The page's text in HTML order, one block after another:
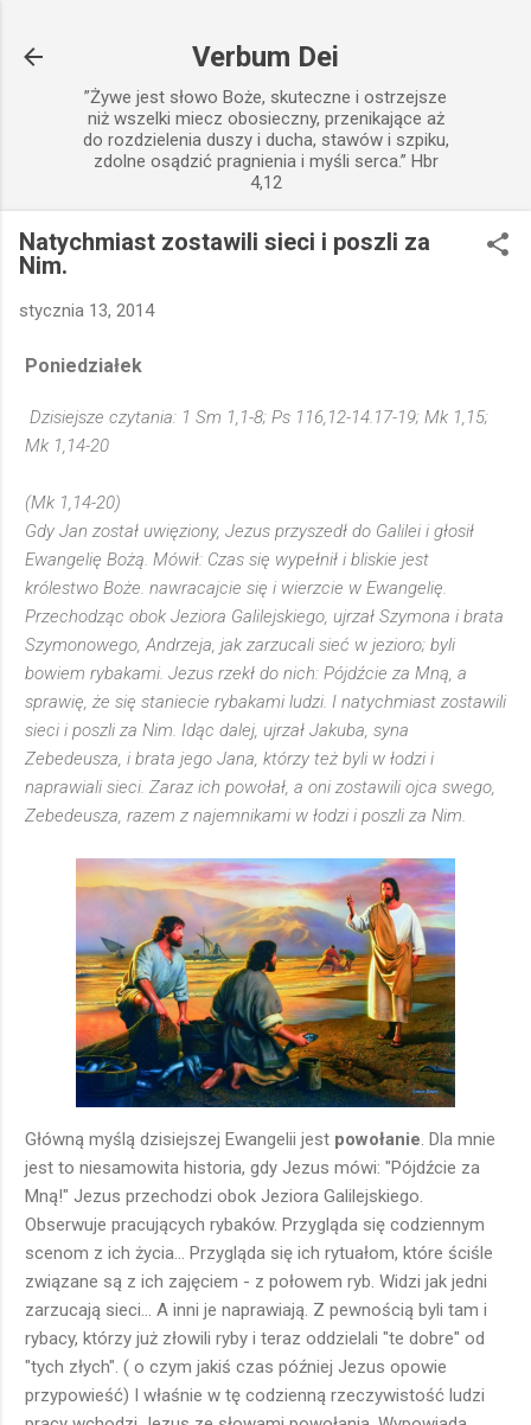
Verbum Dei
”Żywe jest słowo Boże, skuteczne i ostrzejsze
niż wszelki miecz obosieczny, przenikające aż
do rozdzielenia duszy i ducha, stawów i szpiku,
zdolne osądzić pragnienia i myśli serca.” Hbr
4,12
Natychmiast zostawili sieci i poszli za
Nim.
stycznia 13, 2014
Poniedziałek
Dzisiejsze czytania: 1 Sm 1,1-8; Ps 116,12-14.17-19; Mk 1,15;
Mk 1,14-20
(Mk 1,14-20)
Gdy Jan został uwięziony, Jezus przyszedł do Galilei i głosił
Ewangelię Bożą. Mówił: Czas się wypełnił i bliskie jest
królestwo Boże. nawracajcie się i wierzcie w Ewangelię.
Przechodząc obok Jeziora Galilejskiego, ujrzał Szymona i brata
Szymonowego, Andrzeja, jak zarzucali sieć w jezioro; byli
bowiem rybakami. Jezus rzekł do nich: Pójdźcie za Mną, a
sprawię, że się staniecie rybakami ludzi. I natychmiast zostawili
sieci i poszli za Nim. Idąc dalej, ujrzał Jakuba, syna
Zebedeusza, i brata jego Jana, którzy też byli w łodzi i
naprawiali sieci. Zaraz ich powołał, a oni zostawili ojca swego,
Zebedeusza, razem z najemnikami w łodzi i poszli za Nim.
Główną myślą dzisiejszej Ewangelii jest powołanie. Dla mnie
jest to niesamowita historia, gdy Jezus mówi: "Pójdźcie za
Mną!" Jezus przechodzi obok Jeziora Galilejskiego.
Obserwuje pracujących rybaków. Przygląda się codziennym
scenom z ich życia... Przygląda się ich rytuałom, które ściśle
związane są z ich zajęciem - z połowem ryb. Widzi jak jedni
zarzucają sieci... A inni je naprawiają. Z pewnością byli tam i
rybacy, którzy już złowili ryby i teraz oddzielali "te dobre" od
"tych złych". ( o czym jakiś czas później Jezus opowie
przypowieść) I właśnie w tę codzienną rzeczywistość ludzi